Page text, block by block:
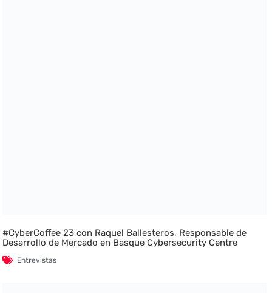
#CyberCoffee 23 con Raquel Ballesteros, Responsable de
Desarrollo de Mercado en Basque Cybersecurity Centre
Entrevistas